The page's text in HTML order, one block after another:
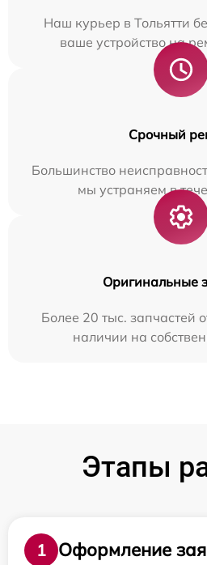
Наш курьер в Тольятти
ваше устройство на
Срочный
Большинство
мы устраняем в
Оригинальные
Более 20 тыс. запчастей
наличии на
Этапы
1
Оформление